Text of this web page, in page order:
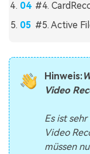
#4.
#5. Active
Hinweis:
Video
Es ist
Video
müssen